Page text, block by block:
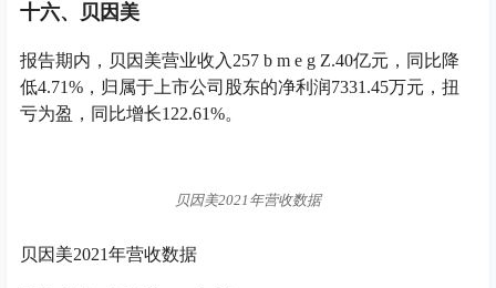
十六、贝因美
报告期内，贝因美营业收入257 b m e g Z.40亿元，同比降
低4.71%，归属于上市公司股东的净利润7331.45万元，扭
亏为盈，同比增长122.61%。
贝因美2021年营收数据
贝因美2021年营收数据